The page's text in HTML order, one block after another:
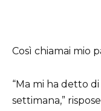
Così chiamai mio
“Ma mi ha detto
settimana,”